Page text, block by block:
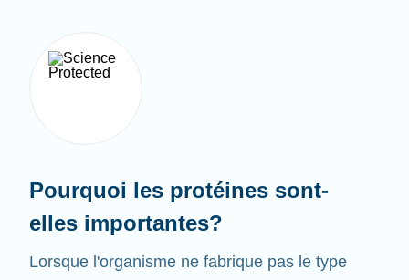
Pourquoi les protéines sont-
elles importantes?
Lorsque l'organisme ne fabrique pas le type